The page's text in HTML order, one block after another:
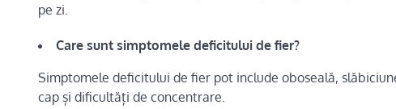
pe zi.
Care sunt simptomele deficitului de fier?
Simptomele deficitului de fier pot include oboseală,
cap și dificultăți de concentrare.